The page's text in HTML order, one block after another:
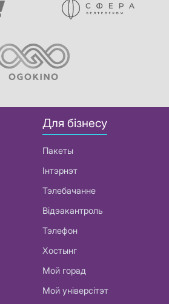
Для бізнесу
Пакеты
Інтэрнэт
Тэлебачанне
Відэакантроль
Тэлефон
Хостынг
Мой горад
Мой універсітэт